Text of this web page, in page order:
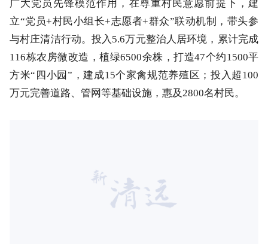
广大党员先锋模范作用，在尊重村民意愿前提下，建
立“党员+村民小组长+志愿者+群众”联动机制，带头参
与村庄清洁行动。投入5.6万元整治人居环境，累计完成
116栋农房微改造，植绿6500余株，打造47个约1500平
方米“四小园”，建成15个家禽规范养殖区；投入超100
万元完善道路、管网等基础设施，惠及2800名村民。